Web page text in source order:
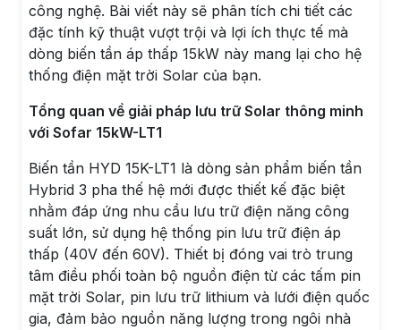
công nghệ. Bài viết này sẽ phân tích chi tiết các
đặc tính kỹ thuật vượt trội và lợi ích thực tế mà
dòng biến tần áp thấp 15kW này mang lại cho hệ
thống điện mặt trời Solar của bạn.
Tổng quan về giải pháp lưu trữ Solar thông minh
với Sofar 15kW-LT1
Biến tần HYD 15K-LT1 là dòng sản phẩm biến tần
Hybrid 3 pha thế hệ mới được thiết kế đặc biệt
nhằm đáp ứng nhu cầu lưu trữ điện năng công
suất lớn, sử dụng hệ thống pin lưu trữ điện áp
thấp (40V đến 60V). Thiết bị đóng vai trò trung
tâm điều phối toàn bộ nguồn điện từ các tấm pin
mặt trời Solar, pin lưu trữ lithium và lưới điện quốc
gia, đảm bảo nguồn năng lượng trong ngôi nhà